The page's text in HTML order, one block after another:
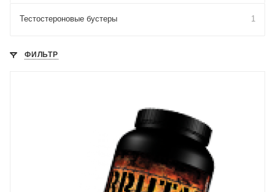
Тестостероновые бустеры 1
ФИЛЬТР